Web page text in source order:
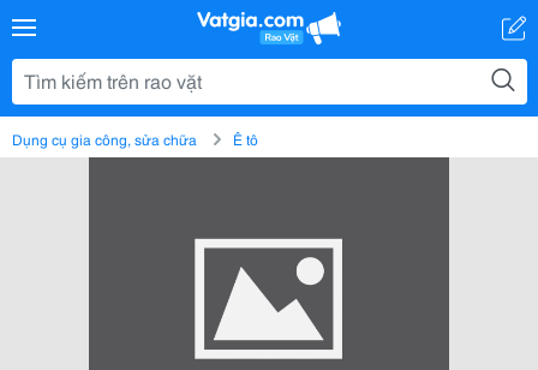
Dụng cụ gia công, sửa chữa Ê tô